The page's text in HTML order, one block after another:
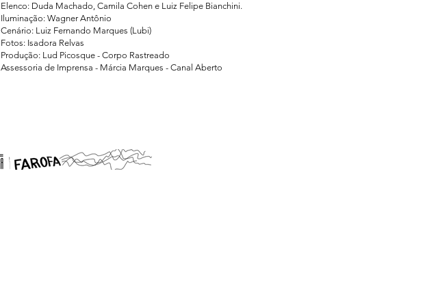
Elenco: Duda Machado, Camila Cohen e Luiz Felipe Bianchini.
Iluminação: Wagner Antônio
Cenário: Luiz Fernando Marques (Lubi)
Fotos: Isadora Relvas
Produção: Lud Picosque - Corpo Rastreado
Assessoria de Imprensa - Márcia Marques - Canal Aberto